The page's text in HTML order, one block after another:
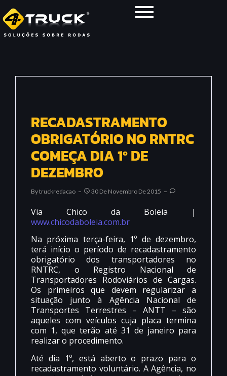
RECADASTRAMENTO
OBRIGATÓRIO NO RNTRC
COMEÇA DIA 1º DE
DEZEMBRO
ByTruckredacao 30 De Novembro De 2015
Via Chico da Boleia |
www.chicodaboleia.com.br
Na próxima terça-feira, 1º de dezembro,
terá início o período de recadastramento
obrigatório dos transportadores no
RNTRC, o Registro Nacional de
Transportadores Rodoviários de Cargas.
Os primeiros que devem regularizar a
situação junto à Agência Nacional de
Transportes Terrestres – ANTT – são
aqueles com veículos cuja placa termina
com 1, que terão até 31 de janeiro para
realizar o procedimento.
Até dia 1º, está aberto o prazo para o
recadastramento voluntário. A Agência, no